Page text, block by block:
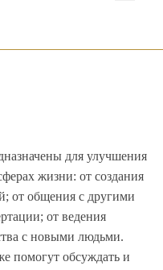
для улучшения
жизни: от создания
от общения с другими
от ведения
с новыми людьми.
помогут обсуждать и